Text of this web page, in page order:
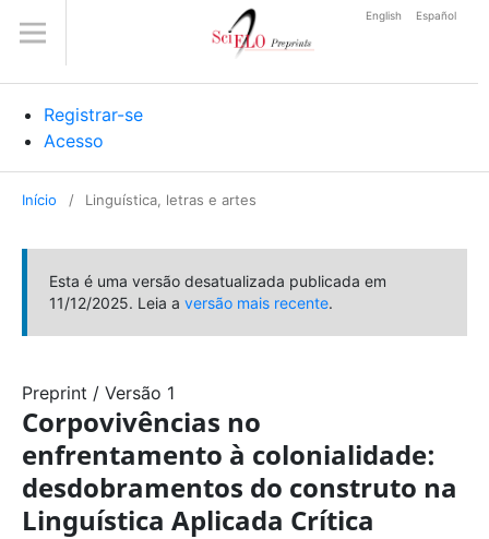
Registrar-se
Acesso
English Español
Início / Linguística, letras e artes
Esta é uma versão desatualizada publicada em
11/12/2025. Leia a versão mais recente.
Preprint / Versão 1
Corpovivências no
enfrentamento à colonialidade:
desdobramentos do construto na
Linguística Aplicada Crítica